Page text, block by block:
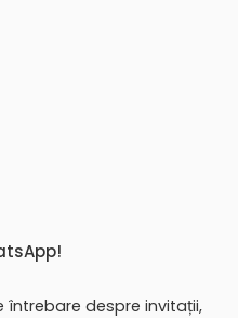
întrebare despre invitații,